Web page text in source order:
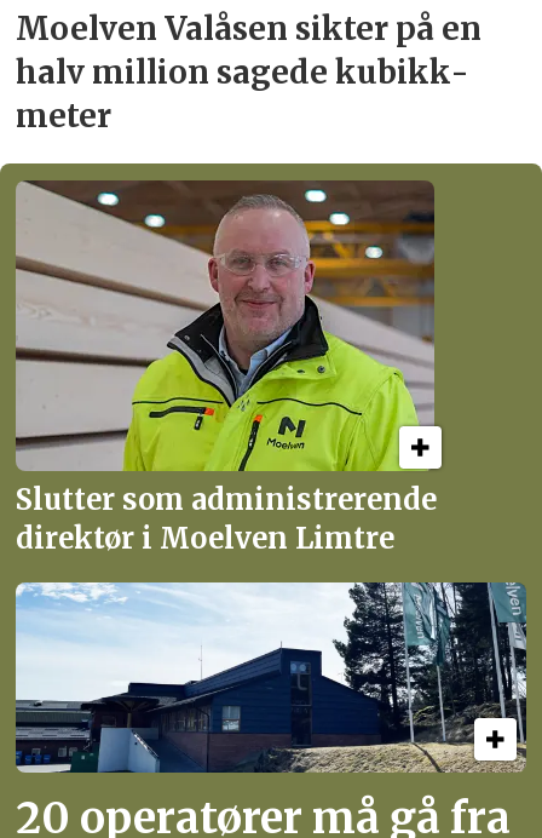
Moelven Valåsen sikter på en
halv million sagede kubikk­
meter
Slutter som administrerende
direktør i Moelven Limtre
20 operatører må gå fra